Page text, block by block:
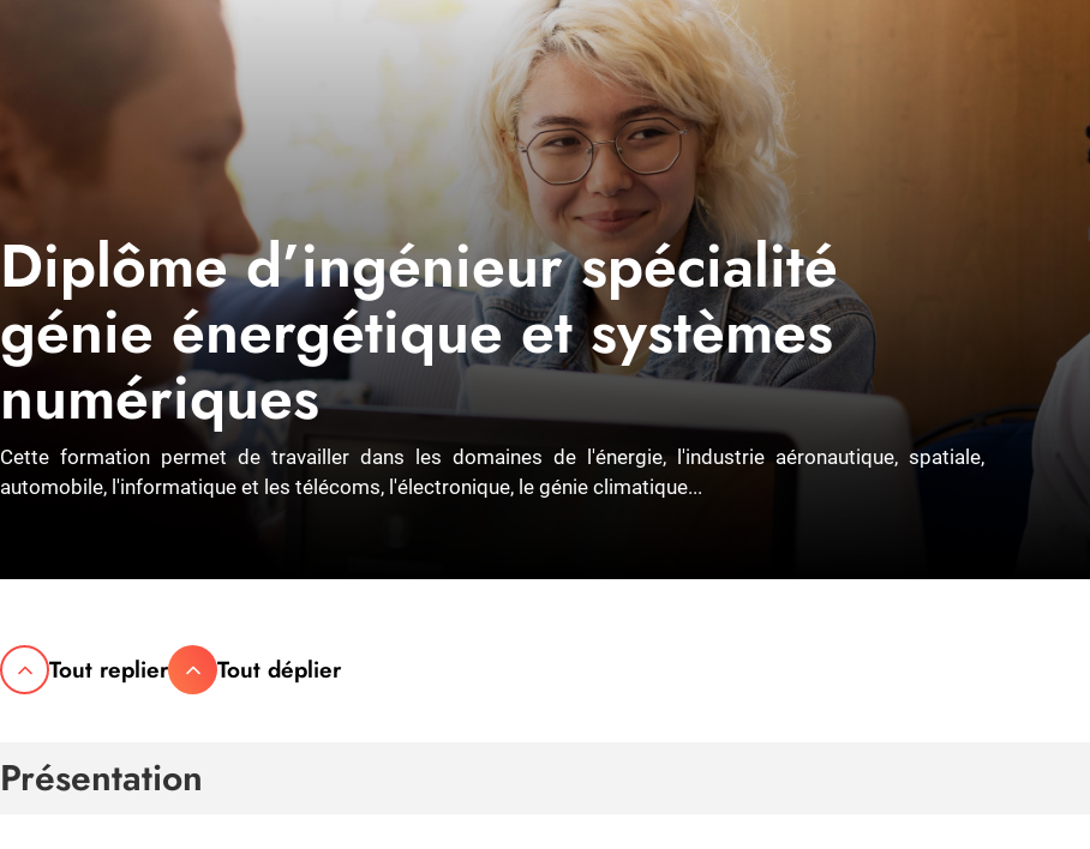
Diplôme d’ingénieur spécialité
génie énergétique et systèmes
numériques
Cette formation permet de travailler dans les domaines de l'énergie, l'industrie aéronautique, spatiale,
automobile, l'informatique et les télécoms, l'électronique, le génie climatique...
Tout replier Tout déplier
Présentation